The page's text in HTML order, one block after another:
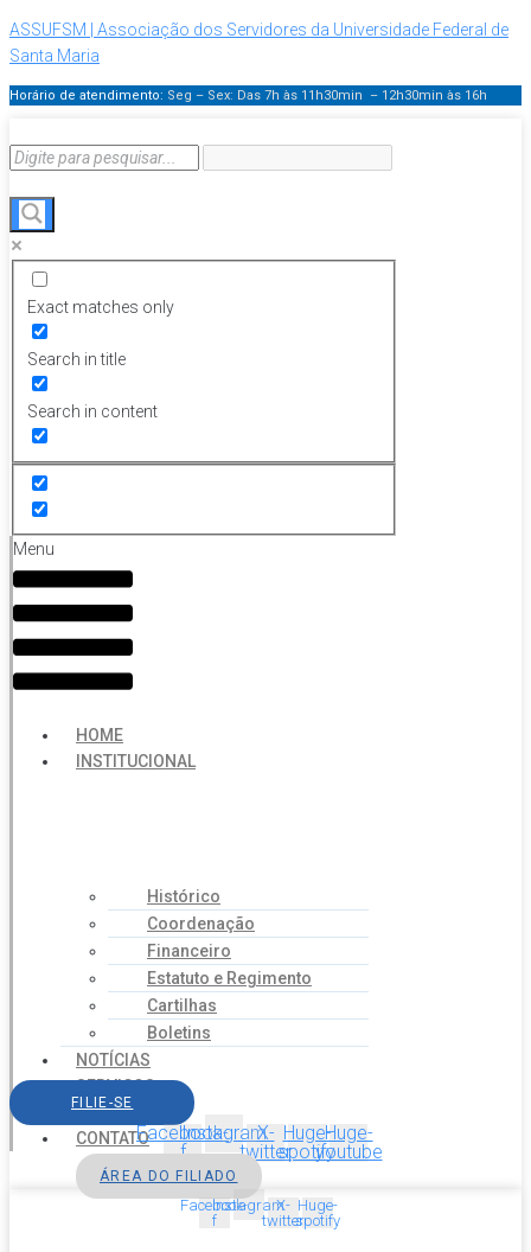
ASSUFSM | Associação dos Servidores da Universidade Federal de
Santa Maria
Horário de atendimento: Seg – Sex: Das 7h às 11h30min – 12h30min às 16h
Exact matches only
Search in title
Search in content
Menu
HOME
INSTITUCIONAL
Histórico
Coordenação
Financeiro
Estatuto e Regimento
Cartilhas
Boletins
NOTÍCIAS
SERVIÇOS
AGENDA
CONTATO
FILIE-SE
Facebook-
f
InstagramX-
twitter
Huge-
spotify
Huge-
youtube
ÁREA DO FILIADO
Facebook-
f
InstagramX-
twitter
Huge-
spotify